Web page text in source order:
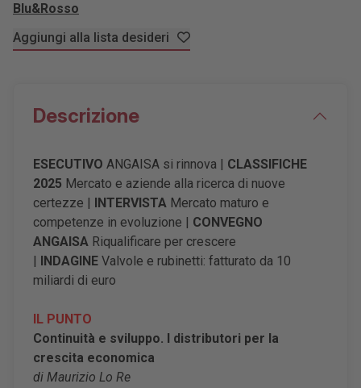
Blu&Rosso
Aggiungi alla lista desideri
Descrizione
ESECUTIVO ANGAISA si rinnova | CLASSIFICHE
2025 Mercato e aziende alla ricerca di nuove
certezze | INTERVISTA Mercato maturo e
competenze in evoluzione | CONVEGNO
ANGAISA Riqualificare per crescere
| INDAGINE Valvole e rubinetti: fatturato da 10
miliardi di euro
IL PUNTO
Continuità e sviluppo. I distributori per la
crescita economica
di Maurizio Lo Re